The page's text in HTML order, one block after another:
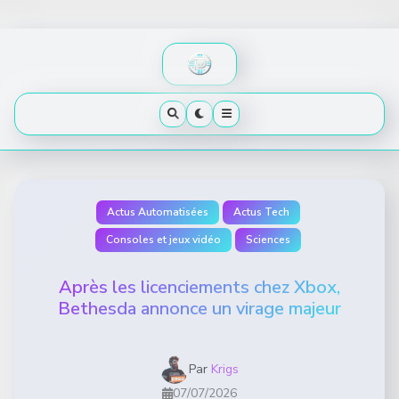
Actus Automatisées
Actus Tech
Consoles et jeux vidéo
Sciences
Après les licenciements chez Xbox,
Bethesda annonce un virage majeur
Par Krigs
07/07/2026